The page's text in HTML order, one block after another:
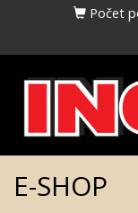
Počet
E-SHOP